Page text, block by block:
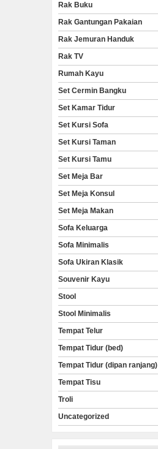
Rak Buku
Rak Gantungan Pakaian
Rak Jemuran Handuk
Rak TV
Rumah Kayu
Set Cermin Bangku
Set Kamar Tidur
Set Kursi Sofa
Set Kursi Taman
Set Kursi Tamu
Set Meja Bar
Set Meja Konsul
Set Meja Makan
Sofa Keluarga
Sofa Minimalis
Sofa Ukiran Klasik
Souvenir Kayu
Stool
Stool Minimalis
Tempat Telur
Tempat Tidur (bed)
Tempat Tidur (dipan ranjang)
Tempat Tisu
Troli
Uncategorized